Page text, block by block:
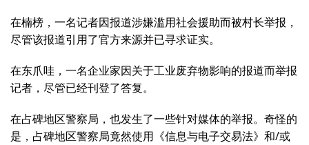
在楠榜，一名记者因报道涉嫌滥用社会援助而被村长举报，
尽管该报道引用了官方来源并已寻求证实。
在东爪哇，一名企业家因关于工业废弃物影响的报道而举报
记者，尽管已经刊登了答复。
在占碑地区警察局，也发生了一些针对媒体的举报。奇怪的
是，占碑地区警察局竟然使用《信息与电子交易法》和/或